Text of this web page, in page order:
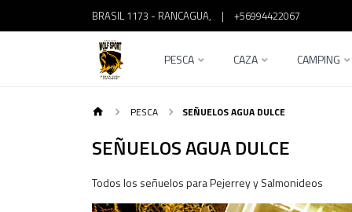
BRASIL 1173 - RANCAGUA, | +56994422067
PESCA CAZA CAMPING
PESCA SEÑUELOS AGUA DULCE
SEÑUELOS AGUA DULCE
Todos los señuelos para Pejerrey y Salmonideos